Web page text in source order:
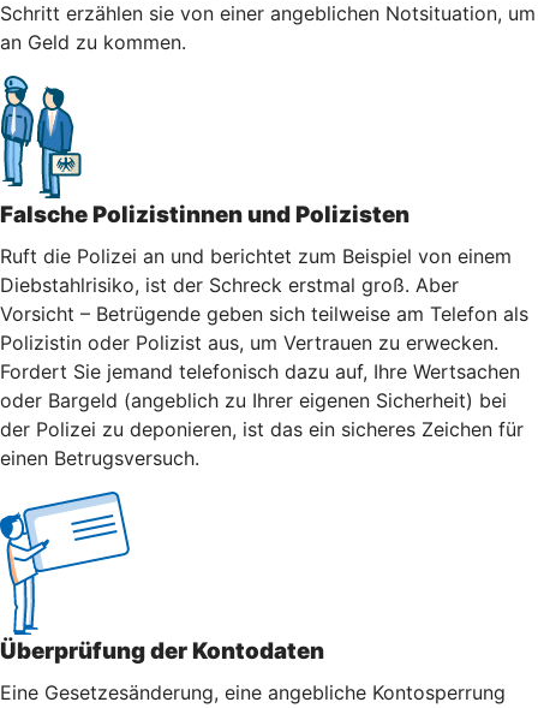
Schritt erzählen sie von einer angeblichen Notsituation, um
an Geld zu kommen.
Falsche Polizistinnen und Polizisten
Ruft die Polizei an und berichtet zum Beispiel von einem
Diebstahlrisiko, ist der Schreck erstmal groß. Aber
Vorsicht – Betrügende geben sich teilweise am Telefon als
Polizistin oder Polizist aus, um Vertrauen zu erwecken.
Fordert Sie jemand telefonisch dazu auf, Ihre Wertsachen
oder Bargeld (angeblich zu Ihrer eigenen Sicherheit) bei
der Polizei zu deponieren, ist das ein sicheres Zeichen für
einen Betrugsversuch.
Überprüfung der Kontodaten
Eine Gesetzesänderung, eine angebliche Kontosperrung